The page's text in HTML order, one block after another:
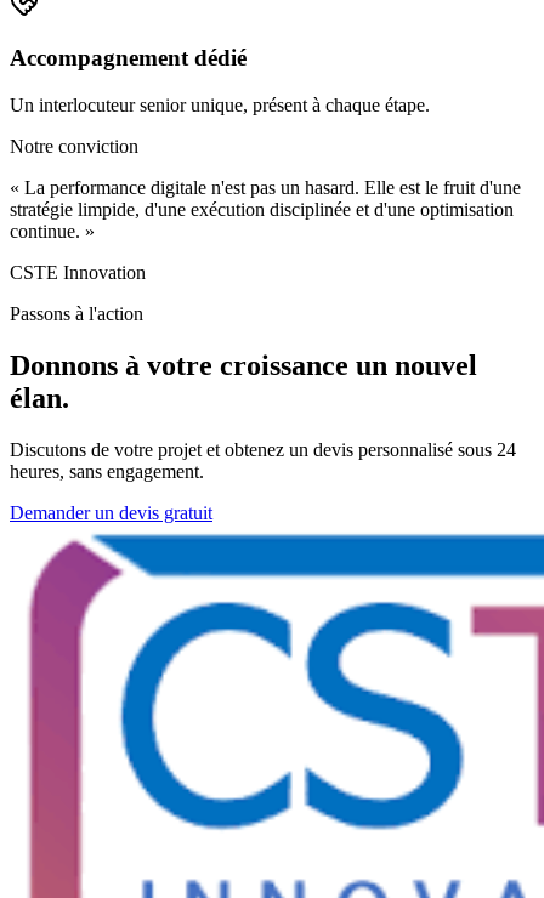
Accompagnement dédié
Un interlocuteur senior unique, présent à chaque étape.
Notre conviction
« La performance digitale n'est pas un hasard. Elle est le fruit d'une
stratégie limpide, d'une exécution disciplinée et d'une optimisation
continue. »
CSTE Innovation
Passons à l'action
Donnons à votre croissance un nouvel
élan.
Discutons de votre projet et obtenez un devis personnalisé sous 24
heures, sans engagement.
Demander un devis gratuit